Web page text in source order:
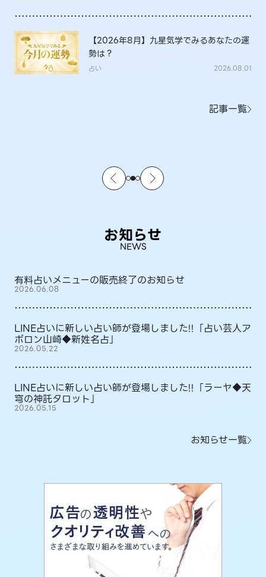
【2026年8月】九星気学でみるあなたの運
勢は？
占い 2026.08.01
記事一覧
お知らせ
NEWS
有料占いメニューの販売終了のお知らせ
2026.06.08
LINE占いに新しい占い師が登場しました!!「占い芸人ア
ポロン山崎◆新姓名占」
2026.05.22
LINE占いに新しい占い師が登場しました!!「ラーヤ◆天
穹の神託タロット」
2026.05.15
お知らせ一覧